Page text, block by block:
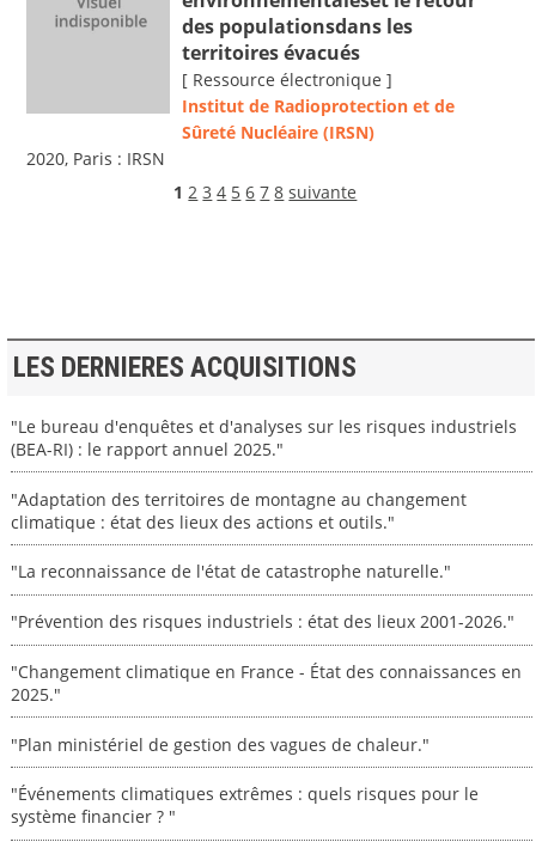
des populationsdans les
territoires évacués
[ Ressource électronique ]
Institut de Radioprotection et de
Sûreté Nucléaire (IRSN)
2020, Paris : IRSN
1 2 3 4 5 6 7 8 suivante
LES DERNIERES ACQUISITIONS
"Le bureau d'enquêtes et d'analyses sur les risques industriels
(BEA-RI) : le rapport annuel 2025."
"Adaptation des territoires de montagne au changement
climatique : état des lieux des actions et outils."
"La reconnaissance de l'état de catastrophe naturelle."
"Prévention des risques industriels : état des lieux 2001-2026."
"Changement climatique en France - État des connaissances en
2025."
"Plan ministériel de gestion des vagues de chaleur."
"Événements climatiques extrêmes : quels risques pour le
système financier ? "